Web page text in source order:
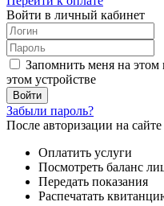
Войти в личный кабинет
Запомнить меня на этом
этом устройстве
Забыли пароль?
После авторизации на
Оплатить услуги
Посмотреть баланс
Передать показания
Распечатать